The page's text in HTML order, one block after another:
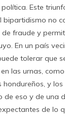
Este
bipartidismo no
fraude y
En un país
tolerar que
las urnas,
y los
de eso y de una
de lo